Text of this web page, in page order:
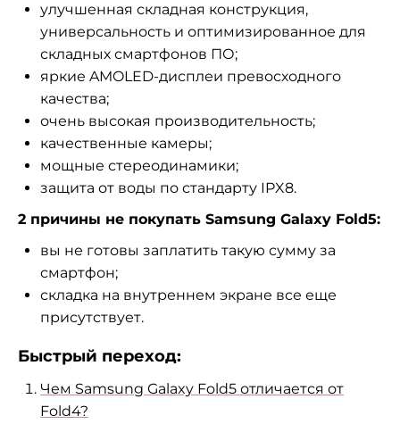
улучшенная складная конструкция,
универсальность и оптимизированное для
складных смартфонов ПО;
яркие AMOLED-дисплеи превосходного
качества;
очень высокая производительность;
качественные камеры;
мощные стереодинамики;
защита от воды по стандарту IPX8.
2 причины не покупать Samsung Galaxy Fold5:
вы не готовы заплатить такую сумму за
смартфон;
складка на внутреннем экране все еще
присутствует.
Быстрый переход:
Чем Samsung Galaxy Fold5 отличается от
Fold4?